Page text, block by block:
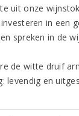
uit onze
in een
spreken in de
de witte druif
levendig en